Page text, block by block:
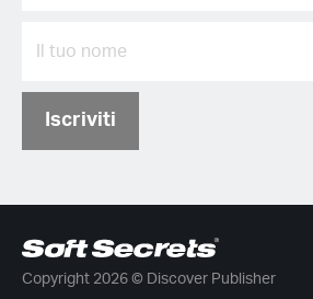
Iscriviti
Copyright 2026 © Discover Publisher